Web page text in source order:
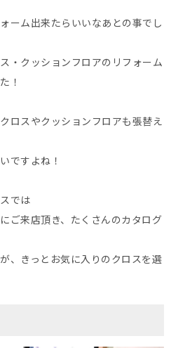
ーム出来たらいいなあとの事でし
・クッションフロアのリフォーム
！
ロスやクッションフロアも張替え
ですよね！
では
ご来店頂き、たくさんのカタログ
、きっとお気に入りのクロスを選